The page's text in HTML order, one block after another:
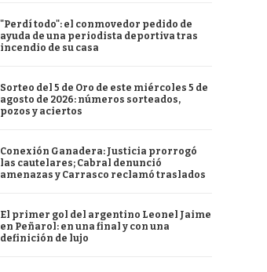
"Perdí todo": el conmovedor pedido de
ayuda de una periodista deportiva tras
incendio de su casa
Sorteo del 5 de Oro de este miércoles 5 de
agosto de 2026: números sorteados,
pozos y aciertos
Conexión Ganadera: Justicia prorrogó
las cautelares; Cabral denunció
amenazas y Carrasco reclamó traslados
El primer gol del argentino Leonel Jaime
en Peñarol: en una final y con una
definición de lujo